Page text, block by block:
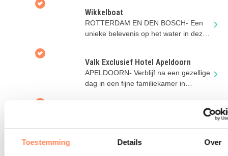
Toestemming Details Over
Wikkelboat
ROTTERDAM EN DEN BOSCH- Een
unieke belevenis op het water in deze
Valk Exclusief Hotel Apeldoorn
APELDOORN- Verblijf na een gezellige
dag in een fijne familiekamer in
meer; alles onder 1 dak!